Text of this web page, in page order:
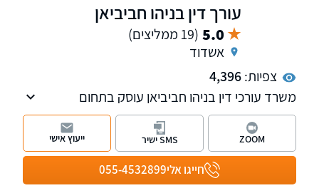
עורך דין בניהו חביביאן
5.0 (19 ממליצים)
אשדוד
צפיות:4,396
משרד עורכי דין בניהו חביביאן עוסק בתחום
המשפט הפלילי על כל רבדיו, דיני משפחה ותביעות
לשון הרע
חייגו אלי055-4532899
ZOOM SMS ישיר ייעוץ אישי